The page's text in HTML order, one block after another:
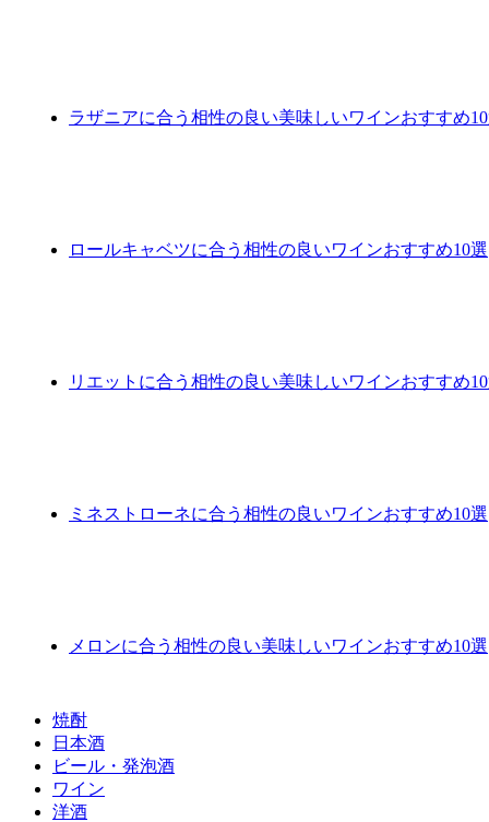
ラザニアに合う相性の良い美味しいワインおすすめ
ロールキャベツに合う相性の良いワインおすすめ10選
リエットに合う相性の良い美味しいワインおすすめ
ミネストローネに合う相性の良いワインおすすめ10選
メロンに合う相性の良い美味しいワインおすすめ10選
焼酎
日本酒
ビール・発泡酒
ワイン
洋酒